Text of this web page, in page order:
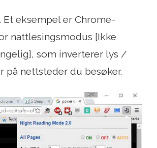
Et eksempel er Chrome-
nattlesingsmodus [Ikke
som inverterer lys /
på nettsteder du besøker.